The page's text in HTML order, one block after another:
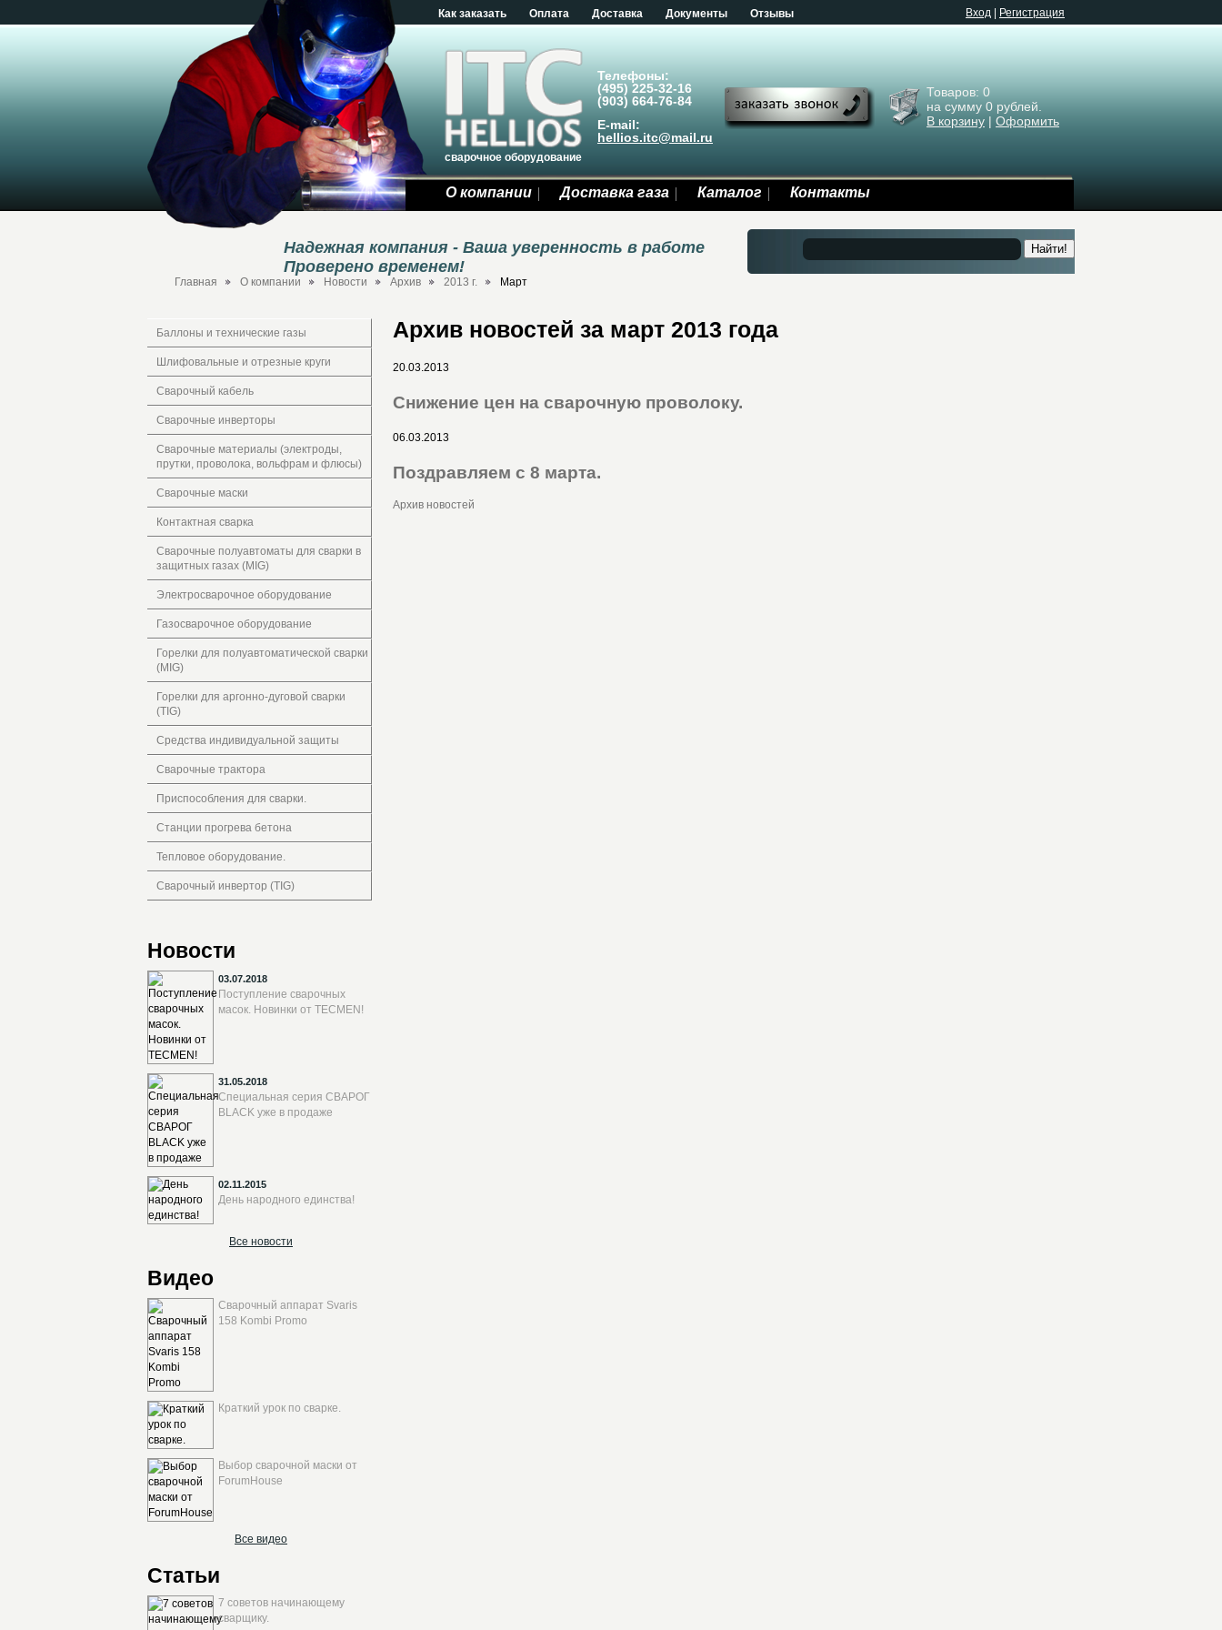
Как заказать Оплата Доставка Документы Отзывы Bход Регистрация
сварочное оборудование
Телефоны:
(495) 225-32-16
(903) 664-76-84
E-mail:
hellios.itc@mail.ru
Товаров: 0
на сумму 0 рублей.
В корзину | Оформить
О компании Доставка газа Каталог Контакты
Надежная компания - Ваша уверенность в работе
Проверено временем!
Найти!
Главная О компании Новости Архив 2013 г. Март
Баллоны и технические газы
Шлифовальные и отрезные круги
Сварочный кабель
Сварочные инверторы
Сварочные материалы (электроды,
прутки, проволока, вольфрам и флюсы)
Сварочные маски
Контактная сварка
Сварочные полуавтоматы для сварки в
защитных газах (MIG)
Электросварочное оборудование
Газосварочное оборудование
Горелки для полуавтоматической сварки
(MIG)
Горелки для аргонно-дуговой сварки
(TIG)
Средства индивидуальной защиты
Сварочные трактора
Приспособления для сварки.
Станции прогрева бетона
Тепловое оборудование.
Сварочный инвертор (TIG)
Новости
03.07.2018
Поступление сварочных
масок. Новинки от TECMEN!
31.05.2018
Специальная серия СВАРОГ
BLACK уже в продаже
02.11.2015
День народного единства!
Все новости
Видео
Сварочный аппарат Svaris
158 Kombi Promo
Краткий урок по сварке.
Выбор сварочной маски от
ForumHouse
Все видео
Статьи
7 советов начинающему
сварщику.
Архив новостей за март 2013 года
20.03.2013
Снижение цен на сварочную проволоку.
06.03.2013
Поздравляем с 8 марта.
Архив новостей